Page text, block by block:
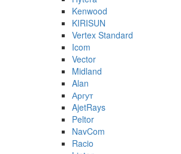
Kenwood
KIRISUN
Vertex Standard
Icom
Vector
Midland
Alan
Аргут
AjetRays
Peltor
NavCom
Racio